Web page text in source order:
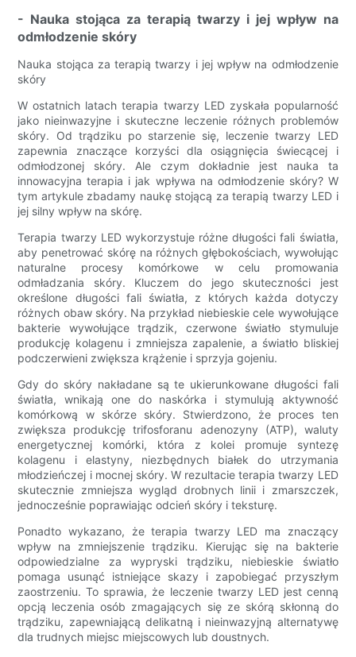
- Nauka stojąca za terapią twarzy i jej wpływ na
odmłodzenie skóry
Nauka stojąca za terapią twarzy i jej wpływ na odmłodzenie
skóry
W ostatnich latach terapia twarzy LED zyskała popularność
jako nieinwazyjne i skuteczne leczenie różnych problemów
skóry. Od trądziku po starzenie się, leczenie twarzy LED
zapewnia znaczące korzyści dla osiągnięcia świecącej i
odmłodzonej skóry. Ale czym dokładnie jest nauka ta
innowacyjna terapia i jak wpływa na odmłodzenie skóry? W
tym artykule zbadamy naukę stojącą za terapią twarzy LED i
jej silny wpływ na skórę.
Terapia twarzy LED wykorzystuje różne długości fali światła,
aby penetrować skórę na różnych głębokościach, wywołując
naturalne procesy komórkowe w celu promowania
odmładzania skóry. Kluczem do jego skuteczności jest
określone długości fali światła, z których każda dotyczy
różnych obaw skóry. Na przykład niebieskie cele wywołujące
bakterie wywołujące trądzik, czerwone światło stymuluje
produkcję kolagenu i zmniejsza zapalenie, a światło bliskiej
podczerwieni zwiększa krążenie i sprzyja gojeniu.
Gdy do skóry nakładane są te ukierunkowane długości fali
światła, wnikają one do naskórka i stymulują aktywność
komórkową w skórze skóry. Stwierdzono, że proces ten
zwiększa produkcję trifosforanu adenozyny (ATP), waluty
energetycznej komórki, która z kolei promuje syntezę
kolagenu i elastyny, niezbędnych białek do utrzymania
młodzieńczej i mocnej skóry. W rezultacie terapia twarzy LED
skutecznie zmniejsza wygląd drobnych linii i zmarszczek,
jednocześnie poprawiając odcień skóry i teksturę.
Ponadto wykazano, że terapia twarzy LED ma znaczący
wpływ na zmniejszenie trądziku. Kierując się na bakterie
odpowiedzialne za wypryski trądziku, niebieskie światło
pomaga usunąć istniejące skazy i zapobiegać przyszłym
zaostrzeniu. To sprawia, że ​​leczenie twarzy LED jest cenną
opcją leczenia osób zmagających się ze skórą skłonną do
trądziku, zapewniającą delikatną i nieinwazyjną alternatywę
dla trudnych miejsc miejscowych lub doustnych.